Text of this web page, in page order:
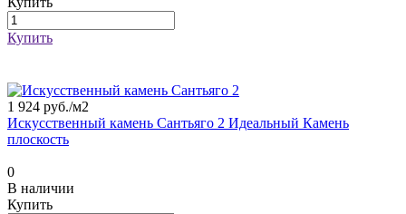
Купить
1 924 руб./м2
Искусственный камень Сантьяго 2 Идеальный Камень
плоскость
0
В наличии
Купить